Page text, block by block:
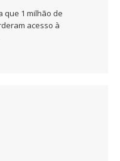
que 1 milhão de
acesso à